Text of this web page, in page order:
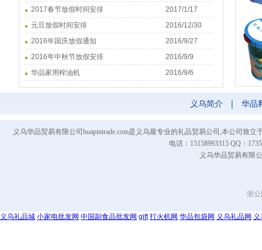
2017春节放假时间安排
2017/1/17
元旦放假时间安排
2016/12/30
2016年国庆放假通知
2016/9/27
2016年中秋节放假安排
2016/9/9
华品家用榨油机
2016/9/6
义乌简介 | 华品
义乌华品贸易有限公司huapintrade.com是义乌最专业的礼品贸易公司,本公司致
电话：15158993315 QQ：
义乌华品贸易有限
浙公
义乌礼品城 小家电批发网 中国副食品批发网 gift 打火机网 华品包袋网 义乌礼品网